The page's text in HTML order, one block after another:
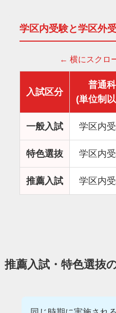
学区内受験と学区外
← 横にスクロ
入試区分
普通科
(単位制
一般入試 学区内
特色選抜 学区内
推薦入試 学区内
推薦入試・特色選抜